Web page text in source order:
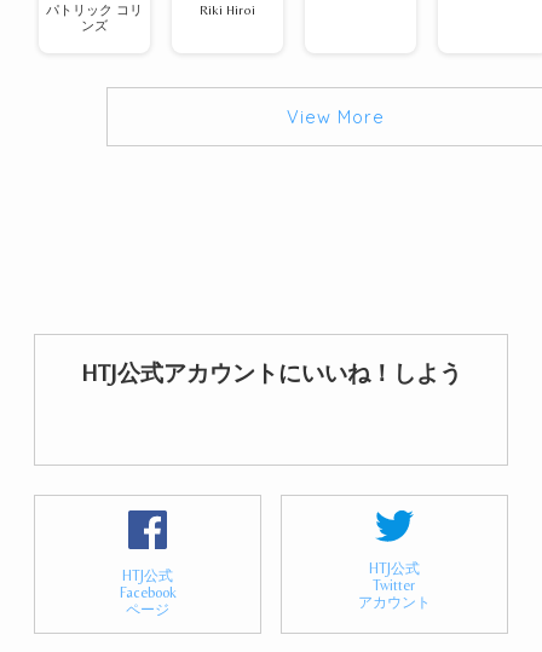
パトリック コリ
ンズ
Riki Hiroi
View More
HTJ公式アカウントにいいね！しよう
HTJ公式
Facebook
ページ
HTJ公式
Twitter
アカウント